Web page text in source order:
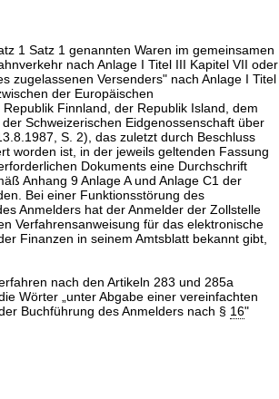
1 Satz 1 genannten Waren im gemeinsamen
nach Anlage I Titel III Kapitel VII oder
zugelassenen Versenders" nach Anlage I Titel
der Europäischen
Finnland, der Republik Island, dem
Schweizerischen Eidgenossenschaft über
S. 2), das zuletzt durch Beschluss
worden ist, in der jeweils geltenden Fassung
Dokuments eine Durchschrift
Anhang 9 Anlage A und Anlage C1 der
Bei einer Funktionsstörung des
Anmelders hat der Anmelder der Zollstelle
Verfahrensanweisung für das elektronische
Finanzen in seinem Amtsblatt bekannt gibt,
nach den Artikeln 283 und 285a
Wörter „unter Abgabe einer vereinfachten
Buchführung des Anmelders nach § 16"